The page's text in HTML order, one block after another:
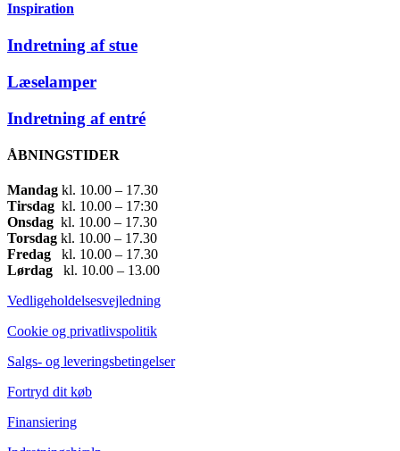
Inspiration
Indretning af stue
Læselamper
Indretning af entré
ÅBNINGSTIDER
Mandag ​ kl. 10.00 – 17.30​
Tirsdag ​ kl. 10.00 – 17:30​
Onsdag ​ kl. 10.00 – 17.30​
Torsdag ​ kl. 10.00 – 17.30​
Fredag ​ kl. 10.00 – 17.30​
Lørdag ​ kl. 10.00 – 13.00
Vedligeholdelsesvejledning
Cookie og privatlivspolitik
Salgs- og leveringsbetingelser
Fortryd dit køb
Finansiering